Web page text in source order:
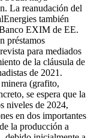
La reanudación del
también
EXIM de EE.
préstamos
para mediados
de la cláusula de
de 2021.
(grafito,
se espera que la
niveles de 2024,
en dos importantes
la producción a